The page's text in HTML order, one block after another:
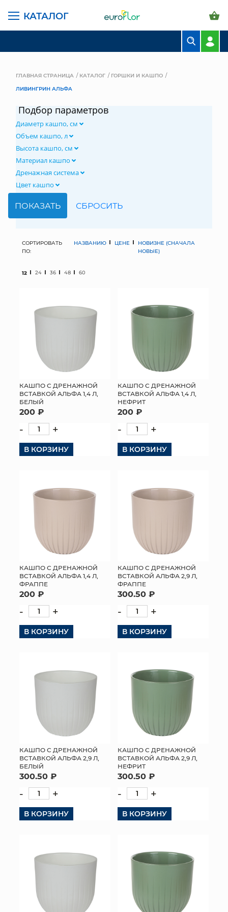
КАТАЛОГ
СВАДЕБНАЯ ФЛОРИСТИКА
МЯГКИЕ ИГРУШКИ
ИСКУССТВЕННЫЕ ЦВЕТЫ
ПАКЕТЫ И СУМКИ
ПОДАРОЧНЫЕ КАРТЫ
ТОРГОВЫЙ ЦЕНТР
ОПТОВЫМ КЛИЕНТАМ
ДОСТАВКА И ОПЛАТА
ГЛАВНАЯ СТРАНИЦА КАТАЛОГ
ГОРШКИ И КАШПО
ЛИВИНГРИН АЛЬФА
Подбор параметров
Диаметр кашпо, см
Объем кашпо, л
Высота кашпо, см
Материал кашпо
Дренажная система
Цвет кашпо
СОРТИРОВАТЬ
ПО:
НАЗВАНИЮ ЦЕНЕ
НОВИЗНЕ (СНАЧАЛА
НОВЫЕ)
12 24 36 48 60
КАШПО С ДРЕНАЖНОЙ
ВСТАВКОЙ АЛЬФА 1,4 Л,
БЕЛЫЙ
200 ₽
- +
В КОРЗИНУ
КАШПО С ДРЕНАЖНОЙ
ВСТАВКОЙ АЛЬФА 1,4 Л,
НЕФРИТ
200 ₽
- +
В КОРЗИНУ
КАШПО С ДРЕНАЖНОЙ
ВСТАВКОЙ АЛЬФА 1,4 Л,
ФРАППЕ
200 ₽
- +
В КОРЗИНУ
КАШПО С ДРЕНАЖНОЙ
ВСТАВКОЙ АЛЬФА 2,9 Л,
ФРАППЕ
300.50 ₽
- +
В КОРЗИНУ
КАШПО С ДРЕНАЖНОЙ
ВСТАВКОЙ АЛЬФА 2,9 Л,
БЕЛЫЙ
300.50 ₽
- +
В КОРЗИНУ
КАШПО С ДРЕНАЖНОЙ
ВСТАВКОЙ АЛЬФА 2,9 Л,
НЕФРИТ
300.50 ₽
- +
В КОРЗИНУ